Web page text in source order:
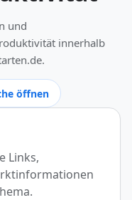
und
innerhalb
öffnen
Links,